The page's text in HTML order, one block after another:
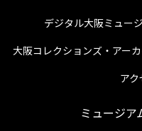
デジタル大阪ミュー
大阪コレクションズ・アー
ア
ミュージア